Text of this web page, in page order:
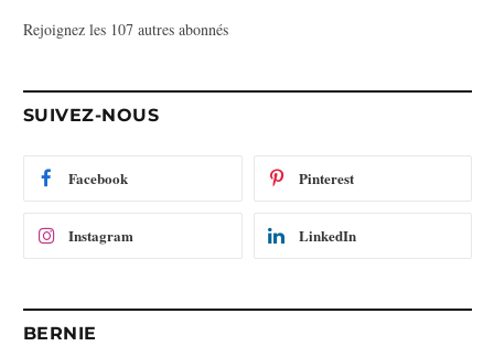
s
-
m
Rejoignez les 107 autres abonnés
SUIVEZ-NOUS
Facebook Pinterest
Instagram LinkedIn
BERNIE